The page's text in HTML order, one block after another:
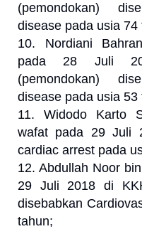
(pemondokan)
disease pada usia 74
10. Nordiani
pada 28 Juli
(pemondokan)
disease pada usia 53
11. Widodo Karto
wafat pada 29 Juli
cardiac arrest pada
12. Abdullah Noor
29 Juli 2018 di
disebabkan
tahun;